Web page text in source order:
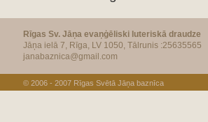
Rīgas Sv. Jāņa evaņģēliski luteriskā draudze
Jāņa ielā 7, Rīga, LV 1050, Tālrunis :25635565
janabaznica@gmail.com
© 2006 - 2007 Rīgas Svētā Jāņa baznīca